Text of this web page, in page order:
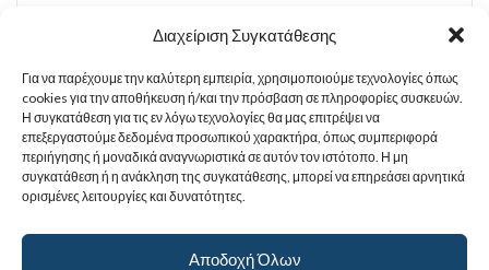
Διαχείριση Συγκατάθεσης
Για να παρέχουμε την καλύτερη εμπειρία, χρησιμοποιούμε τεχνολογίες όπως
cookies για την αποθήκευση ή/και την πρόσβαση σε πληροφορίες συσκευών.
Η συγκατάθεση για τις εν λόγω τεχνολογίες θα μας επιτρέψει να
επεξεργαστούμε δεδομένα προσωπικού χαρακτήρα, όπως συμπεριφορά
περιήγησης ή μοναδικά αναγνωριστικά σε αυτόν τον ιστότοπο. Η μη
συγκατάθεση ή η ανάκληση της συγκατάθεσης, μπορεί να επηρεάσει αρνητικά
ορισμένες λειτουργίες και δυνατότητες.
Αποδοχή Όλων
Χρήσιμα Έγγραφα
Sitemap
Στοιχεία Επικοινωνίας